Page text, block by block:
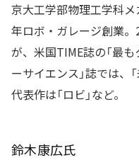
京大工学部物理工学科
年ロボ・ガレージ創業。
が、米国TIME誌の「最も
ーサイエンス」誌では、
代表作は「ロビ」など。
鈴木康広氏